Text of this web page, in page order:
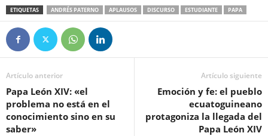
ETIQUETAS ANDRÉS PATERNO APLAUSOS DISCURSO ESTUDIANTE PAPA
Artículo anterior
Papa León XIV: «el
problema no está en el
conocimiento sino en su
saber»
Artículo siguiente
Emoción y fe: el pueblo
ecuatoguineano
protagoniza la llegada del
Papa León XIV